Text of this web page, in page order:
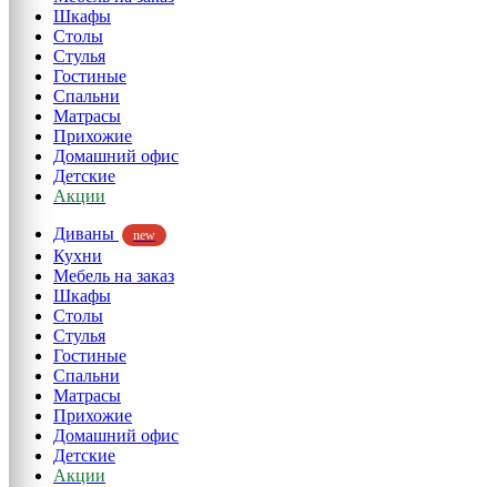
Шкафы
Столы
Стулья
Гостиные
Спальни
Матрасы
Прихожие
Домашний офис
Детские
Акции
Диваны
new
Кухни
Мебель на заказ
Шкафы
Столы
Стулья
Гостиные
Спальни
Матрасы
Прихожие
Домашний офис
Детские
Акции